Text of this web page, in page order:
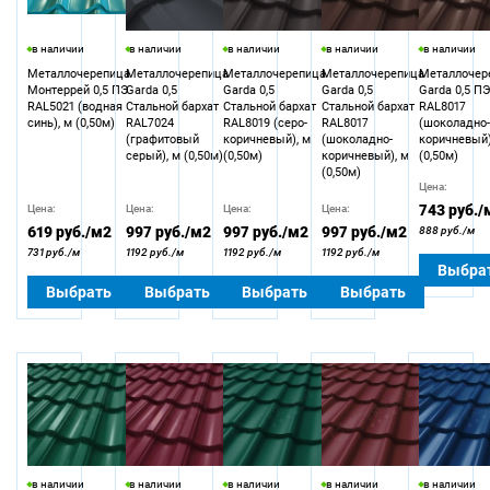
в наличии
Металлочерепица
Монтеррей 0,5 ПЭ
RAL5021 (водная
синь), м (0,50м)
Цена:
619руб./м2
731 руб./м
Выбрать
в наличии
Металлочерепица
Garda 0,5
Стальной бархат
RAL7024
(графитовый
серый), м (0,50м)
Цена:
997 руб./м2
1192 руб./м
Выбрать
в наличии
Металлочерепица
Garda 0,5
Стальной бархат
RAL8019 (серо-
коричневый), м
(0,50м)
Цена:
997руб./м2
1192 руб./м
Выбрать
в наличии
Металлочерепица
Garda 0,5
Стальной бархат
RAL8017
(шоколадно-
коричневый), м
(0,50м)
Цена:
997 руб./м2
1192 руб./м
Выбрать
в наличии
Garda 0,5 ПЭ
RAL8017
(шоколадно-
(0,50м)
Цена:
743 руб./
888 руб./м
в наличии в наличии в наличии в наличии в наличии